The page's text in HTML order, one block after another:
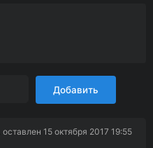
Добавить
оставлен 15 октября 2017 19:55